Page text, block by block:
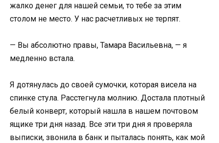
жалко денег для нашей семьи, то тебе за этим
столом не место. У нас расчетливых не терпят.
— Вы абсолютно правы, Тамара Васильевна, — я
медленно встала.
Я дотянулась до своей сумочки, которая висела на
спинке стула. Расстегнула молнию. Достала плотный
белый конверт, который нашла в нашем почтовом
ящике три дня назад. Все эти три дня я проверяла
выписки, звонила в банк и пыталась понять, как мой